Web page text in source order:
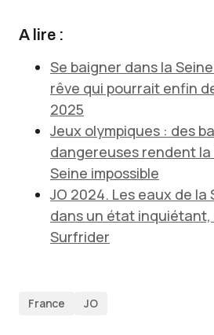
A lire :
Se baigner dans la
rêve qui pourrait enfin
2025
Jeux olympiques : des
dangereuses rendent
Seine impossible
JO 2024. Les eaux de
dans un état inquiétant,
Surfrider
France JO